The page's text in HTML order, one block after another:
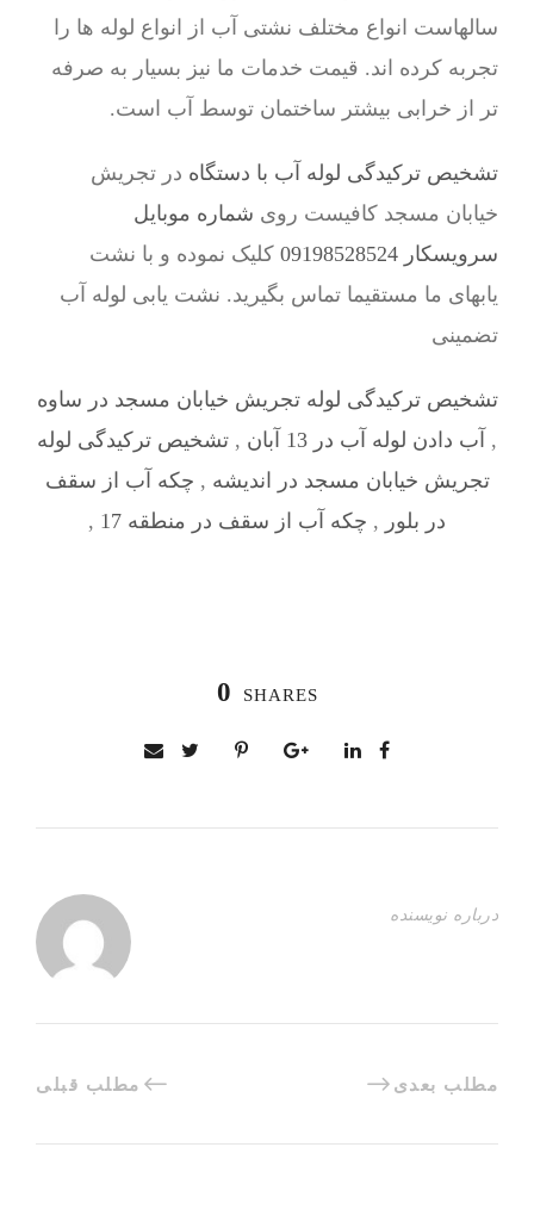
سالهاست انواع مختلف نشتی آب از انواع لوله ها را
تجربه کرده اند. قیمت خدمات ما نیز بسیار به صرفه
تر از خرابی بیشتر ساختمان توسط آب است.
تشخیص ترکیدگی لوله آب با دستگاه در تجریش
خیابان مسجد کافیست روی شماره موبایل
سرویسکار 09198528524
کلیک نموده و با نشت
یابهای ما مستقیما تماس بگیرید. نشت یابی لوله آب
تضمینی
تشخیص ترکیدگی لوله تجریش خیابان مسجد در ساوه
, آب دادن لوله آب در 13 آبان , تشخیص ترکیدگی لوله
تجریش خیابان مسجد در اندیشه , چکه آب از سقف
در بلور , چکه آب از سقف در منطقه 17 ,
0 SHARES
درباره نویسنده
مطلب قبلی مطلب بعدی